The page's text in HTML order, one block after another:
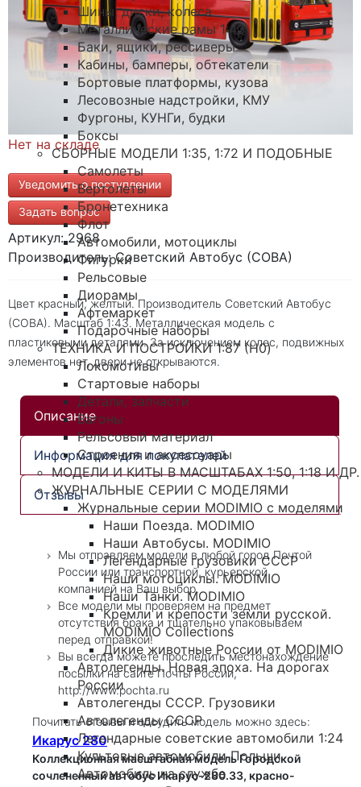
Шины, диски, колеса
Металлические рамы 1:43
Баки, ящики, рессиверы
Кабины, бамперы, обтекатели
Бортовые платформы, кузова
Лесовозные надстройки, КМУ
Фургоны, КУНГи, будки
Боксы
СБОРНЫЕ МОДЕЛИ 1:35, 1:72 И ПОДОБНЫЕ
Самолеты
Вертолеты
Бронетехника
Флот
Автомобили, мотоциклы
Фигурки
Рельсовые
Диорамы
Афтемаркет
Подарочные наборы
ТЕХНИКА И ПОСТРОЙКИ 1:87 (H0)
Локомотивы
Стартовые наборы
Детали, запчасти
Вагоны
Рельсовый материал
Строения и аксессуары
МОДЕЛИ И КИТЫ В МАСШТАБАХ 1:50, 1:18 И ДР.
ЖУРНАЛЬНЫЕ СЕРИИ С МОДЕЛЯМИ
Журнальные серии MODIMIO с моделями
Наши Поезда. MODIMIO
Наши Автобусы. MODIMIO
Легендарные грузовики СССР
Наши мотоциклы. MODIMIO
Наши Танки. MODIMIO
Кремли и крепости земли русской.
MODIMIO Collections
Дикие животные России от MODIMIO
Автолегенды. Новая эпоха. На дорогах
России
Автолегенды СССР. Грузовики
Автолегенды СССР
Легендарные советские автомобили 1:24
Культовые автомобили Польши
Автомобиль на службе
Нет на складе
Уведомить о поступлении
Задать вопрос
Артикул: 2968
Производитель: Советский Автобус (СОВА)
Цвет красный, желтый. Производитель Советский Автобус
(СОВА). Масштаб 1:43. Металлическая модель с
пластиковыми деталями. За исключением колес, подвижных
элементов нет, двери не открываются.
Описание
Информация для покупателей
Отзывы
Мы отправляем модели в любой город Почтой
России или транспортной, курьерской
компанией на Ваш выбор.
Все модели мы проверяем на предмет
отсутствия брака и тщательно упаковываем
перед отправкой!
Вы всегда можете проследить местонахождение
посылки на сайте Почты России,
http://www.pochta.ru
Почитать отзывы и обсудить модель можно здесь:
Икарус 280
Коллекционная масштабная модель Городской
сочлененный автобус Икарус-280.33, красно-